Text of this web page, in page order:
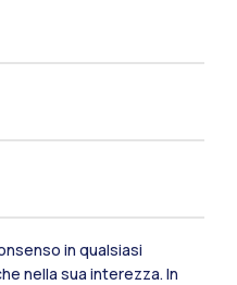
in qualsiasi
nella sua interezza. In